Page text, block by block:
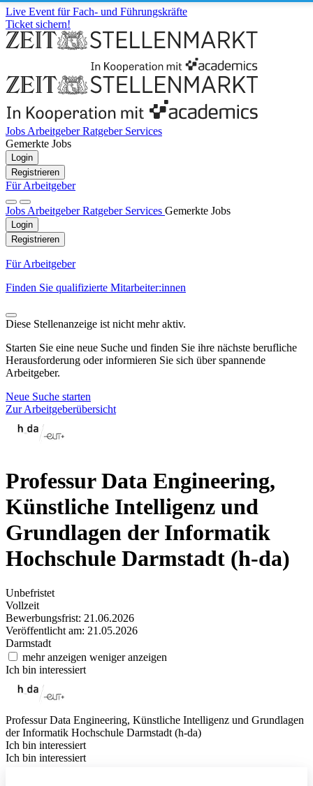
Live Event für Fach- und Führungskräfte
Ticket sichern!
Jobs ArbeitgeberRatgeber Services
Gemerkte Jobs
Login
Registrieren
Für Arbeitgeber
Jobs ArbeitgeberRatgeber Services Gemerkte Jobs
Login
Registrieren
Für Arbeitgeber
Finden Sie qualifizierte Mitarbeiter:innen
Diese Stellenanzeige ist nicht mehr aktiv.
Starten Sie eine neue Suche und finden Sie ihre nächste berufliche
Herausforderung oder informieren Sie sich über spannende
Arbeitgeber.
Neue Suche starten
Zur Arbeitgeberübersicht
Professur Data Engineering,
Künstliche Intelligenz und
Grundlagen der Informatik
Hochschule Darmstadt (h-da)
Unbefristet
Vollzeit
Bewerbungsfrist: 21.06.2026
Veröffentlicht am: 21.05.2026
Darmstadt
mehr anzeigen weniger anzeigen
Ich bin interessiert
Professur Data Engineering, Künstliche Intelligenz und Grundlagen
der Informatik Hochschule Darmstadt (h-da)
Ich bin interessiert
Ich bin interessiert